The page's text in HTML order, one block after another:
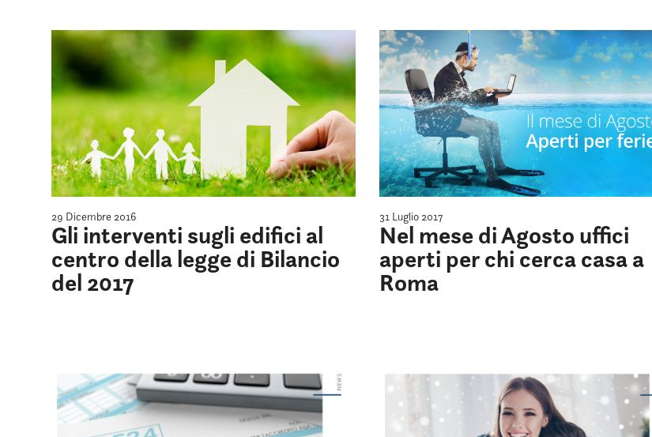
29 Dicembre 2016
Gli interventi sugli edifici al
centro della legge di Bilancio
del 2017
31 Luglio 2017
Nel mese di Agosto uffici
aperti per chi cerca casa a
Roma